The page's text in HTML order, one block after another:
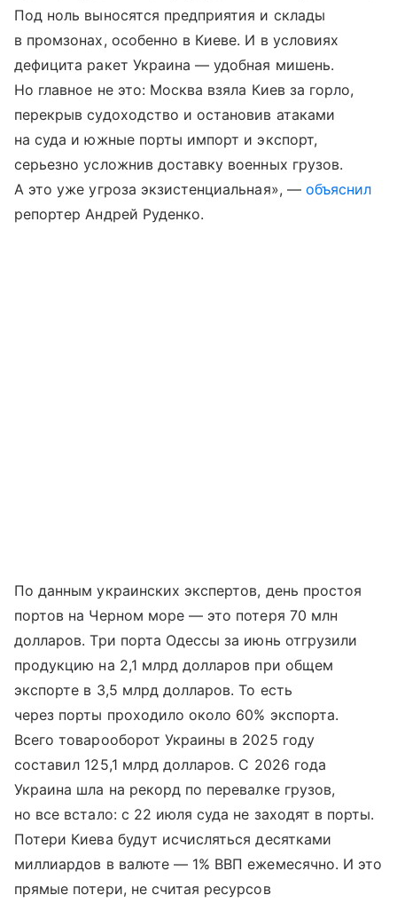
Под ноль выносятся предприятия и склады
в промзонах, особенно в Киеве. И в условиях
дефицита ракет Украина — удобная мишень.
Но главное не это: Москва взяла Киев за горло,
перекрыв судоходство и остановив атаками
на суда и южные порты импорт и экспорт,
серьезно усложнив доставку военных грузов.
А это уже угроза экзистенциальная», — объяснил
репортер Андрей Руденко.
По данным украинских экспертов, день простоя
портов на Черном море — это потеря 70 млн
долларов. Три порта Одессы за июнь отгрузили
продукцию на 2,1 млрд долларов при общем
экспорте в 3,5 млрд долларов. То есть
через порты проходило около 60% экспорта.
Всего товарооборот Украины в 2025 году
составил 125,1 млрд долларов. С 2026 года
Украина шла на рекорд по перевалке грузов,
но все встало: с 22 июля суда не заходят в порты.
Потери Киева будут исчисляться десятками
миллиардов в валюте — 1% ВВП ежемесячно. И это
прямые потери, не считая ресурсов